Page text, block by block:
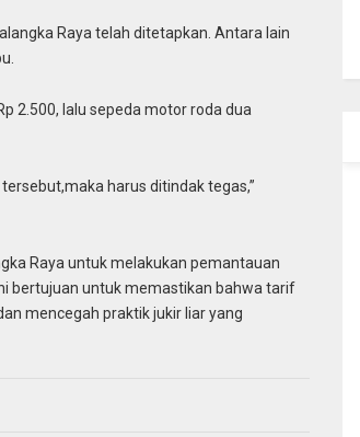
Raya telah ditetapkan. Antara lain
2.500, lalu sepeda motor roda dua
harus ditindak tegas,”
Raya untuk melakukan pemantauan
bertujuan untuk memastikan bahwa tarif
mencegah praktik jukir liar yang